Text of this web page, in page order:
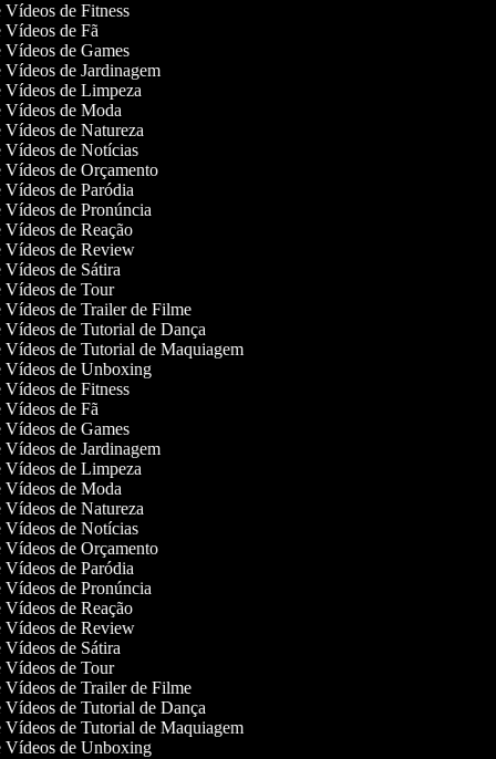
Vídeos de Fitness
Vídeos de Fã
Vídeos de Games
Vídeos de Jardinagem
Vídeos de Limpeza
Vídeos de Moda
Vídeos de Natureza
Vídeos de Notícias
Vídeos de Orçamento
Vídeos de Paródia
Vídeos de Pronúncia
Vídeos de Reação
Vídeos de Review
Vídeos de Sátira
Vídeos de Tour
Vídeos de Trailer de Filme
Vídeos de Tutorial de Dança
Vídeos de Tutorial de Maquiagem
Vídeos de Unboxing
Vídeos de Fitness
Vídeos de Fã
Vídeos de Games
Vídeos de Jardinagem
Vídeos de Limpeza
Vídeos de Moda
Vídeos de Natureza
Vídeos de Notícias
Vídeos de Orçamento
Vídeos de Paródia
Vídeos de Pronúncia
Vídeos de Reação
Vídeos de Review
Vídeos de Sátira
Vídeos de Tour
Vídeos de Trailer de Filme
Vídeos de Tutorial de Dança
Vídeos de Tutorial de Maquiagem
Vídeos de Unboxing